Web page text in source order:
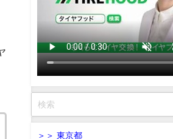
＞＞ 東京都